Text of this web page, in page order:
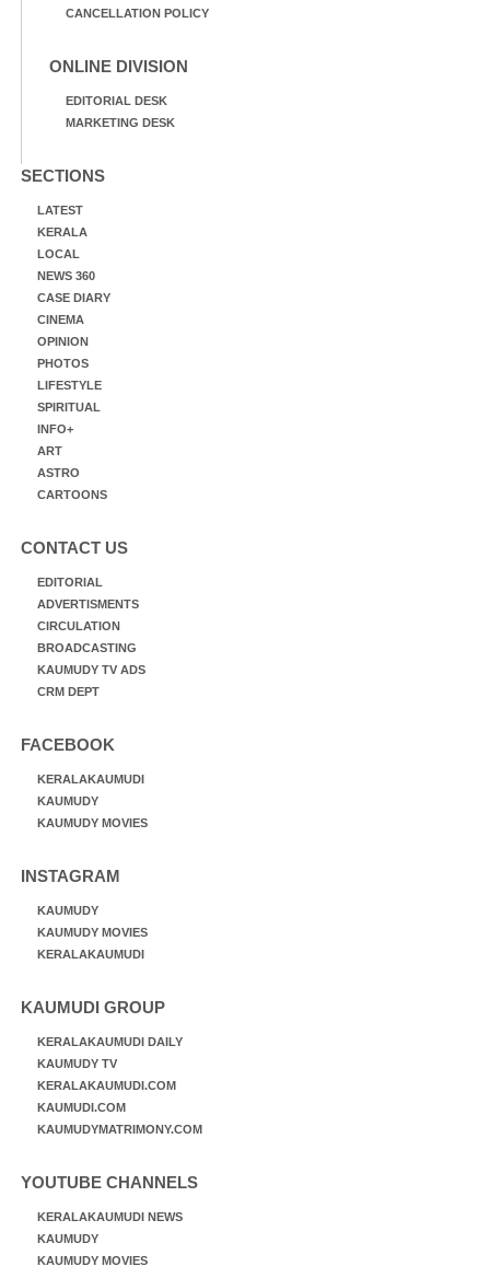
CANCELLATION POLICY
ONLINE DIVISION
EDITORIAL DESK
MARKETING DESK
SECTIONS
LATEST
KERALA
LOCAL
NEWS 360
CASE DIARY
CINEMA
OPINION
PHOTOS
LIFESTYLE
SPIRITUAL
INFO+
ART
ASTRO
CARTOONS
CONTACT US
EDITORIAL
ADVERTISMENTS
CIRCULATION
BROADCASTING
KAUMUDY TV ADS
CRM DEPT
FACEBOOK
KERALAKAUMUDI
KAUMUDY
KAUMUDY MOVIES
INSTAGRAM
KAUMUDY
KAUMUDY MOVIES
KERALAKAUMUDI
KAUMUDI GROUP
KERALAKAUMUDI DAILY
KAUMUDY TV
KERALAKAUMUDI.COM
KAUMUDI.COM
KAUMUDYMATRIMONY.COM
YOUTUBE CHANNELS
KERALAKAUMUDI NEWS
KAUMUDY
KAUMUDY MOVIES